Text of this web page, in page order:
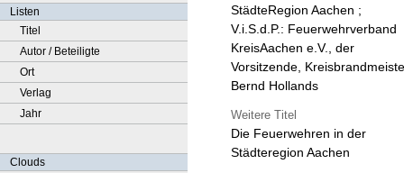
Listen
Titel
Autor / Beteiligte
Ort
Verlag
Jahr
Clouds
StädteRegion Aachen ;
V.i.S.d.P.: Feuerwehrverband
KreisAachen e.V., der
Vorsitzende,
Bernd Hollands
Weitere Titel
Die Feuerwehren in der
Städteregion Aachen